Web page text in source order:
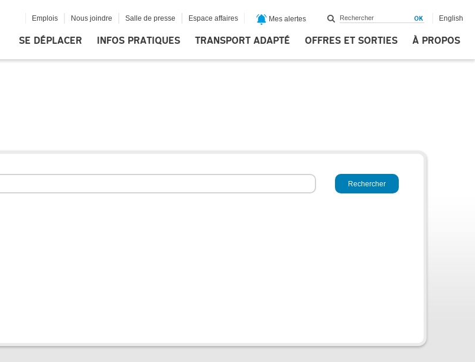
SE DÉPLACER INFOS PRATIQUES TRANSPORT ADAPTÉ OFFRES ET SORTIES À PROPOS
Emplois Nous joindre Salle de presse Espace affaires Mes alertes English